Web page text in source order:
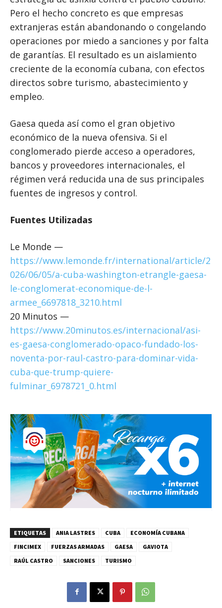
Pero el hecho concreto es que empresas
extranjeras están abandonando o congelando
operaciones por miedo a sanciones y por falta
de garantías. El resultado es un aislamiento
creciente de la economía cubana, con efectos
directos sobre turismo, abastecimiento y
empleo.
Gaesa queda así como el gran objetivo
económico de la nueva ofensiva. Si el
conglomerado pierde acceso a operadores,
bancos y proveedores internacionales, el
régimen verá reducida una de sus principales
fuentes de ingresos y control.
Fuentes Utilizadas
Le Monde —
https://www.lemonde.fr/international/article/2
026/06/05/a-cuba-washington-etrangle-gaesa-
le-conglomerat-economique-de-l-
armee_6697818_3210.html
20 Minutos —
https://www.20minutos.es/internacional/asi-
es-gaesa-conglomerado-opaco-fundado-los-
noventa-por-raul-castro-para-dominar-vida-
cuba-que-trump-quiere-
fulminar_6978721_0.html
ETIQUETAS ANIA LASTRES CUBA
ECONOMÍA CUBANA
FINCIMEX
FUERZAS ARMADAS GAESA
GAVIOTA
RAÚL CASTRO
SANCIONES TURISMO